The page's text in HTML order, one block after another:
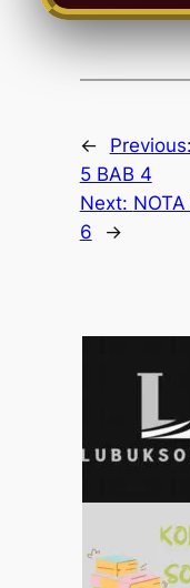
← Previous:
5 BAB 4
Next:
6
→